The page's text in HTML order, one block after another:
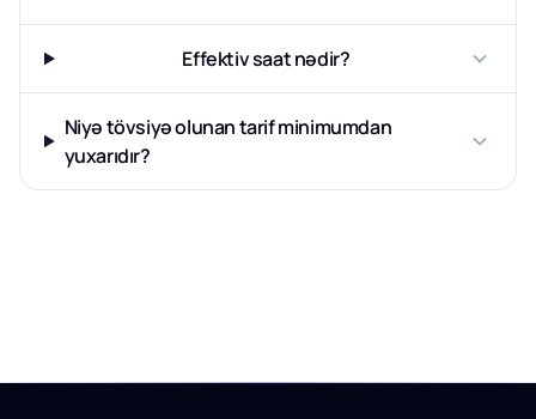
Effektiv saat nədir?
Niyə tövsiyə olunan tarif minimumdan
yuxarıdır?